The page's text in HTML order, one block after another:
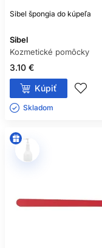
Sibel špongia do kúpeľa
Sibel
Kozmetické pomôcky
3.10 €
Kúpiť
Skladom ㅤ